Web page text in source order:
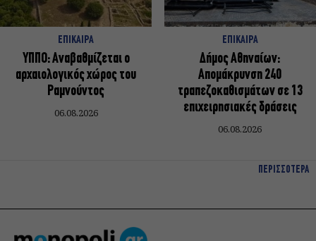
ΕΠΙΚΑΙΡΑ
ΥΠΠΟ: Αναβαθμίζεται ο
αρχαιολογικός χώρος του
Ραμνούντος
06.08.2026
ΕΠΙΚΑΙΡΑ
Δήμος Αθηναίων:
Απομάκρυνση 240
τραπεζοκαθισμάτων σε 13
επιχειρησιακές δράσεις
06.08.2026
ΠΕΡΙΣΣΟΤΕΡΑ